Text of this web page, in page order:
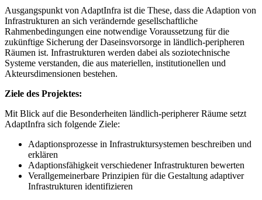
Ausgangspunkt von AdaptInfra ist die These, dass die Adaption von
Infrastrukturen an sich verändernde gesellschaftliche
Rahmenbedingungen eine notwendige Voraussetzung für die
zukünftige Sicherung der Daseinsvorsorge in ländlich-peripheren
Räumen ist. Infrastrukturen werden dabei als soziotechnische
Systeme verstanden, die aus materiellen, institutionellen und
Akteursdimensionen bestehen.
Ziele des Projektes:
Mit Blick auf die Besonderheiten ländlich-peripherer Räume setzt
AdaptInfra sich folgende Ziele:
Adaptionsprozesse in Infrastruktursystemen beschreiben und
erklären
Adaptionsfähigkeit verschiedener Infrastrukturen bewerten
Verallgemeinerbare Prinzipien für die Gestaltung adaptiver
Infrastrukturen identifizieren